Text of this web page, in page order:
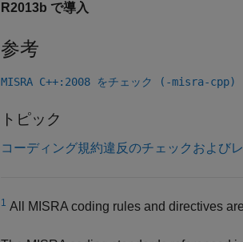
R2013b で導入
参考
MISRA C++:2008 をチェック (-misra-cpp)
トピック
コーディング規約違反のチェックおよび
1 All MISRA coding rules and directives